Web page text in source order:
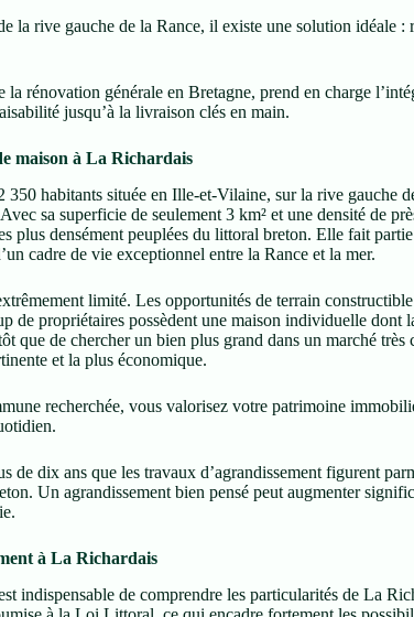
la rive gauche de la Rance, il existe une solution idéale :
rénovation générale en Bretagne, prend en charge
jusqu’à la livraison clés en main.
maison à La Richardais
habitants située en Ille-et-Vilaine, sur la rive gauche
sa superficie de seulement 3 km² et une densité de
plus densément peuplées du littoral breton. Elle fait
cadre de vie exceptionnel entre la Rance et la mer.
limité. Les opportunités de terrain
de propriétaires possèdent une maison individuelle dont
que de chercher un bien plus grand dans un marché
et la plus économique.
recherchée, vous valorisez votre patrimoine
de dix ans que les travaux d’agrandissement figurent
Un agrandissement bien pensé peut augmenter
à La Richardais
indispensable de comprendre les particularités de La